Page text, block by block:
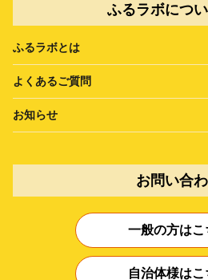
ふるラボにつ
ふるラボとは
よくあるご質問
お知らせ
お問い合
一般の方はこ
自治体様はこ